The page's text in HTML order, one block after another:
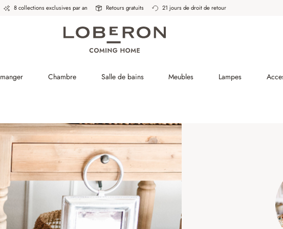
8 collections exclusives par an Retours gratuits 21 jours de droit de retour
Chambre Salle de bains Meubles Lampes